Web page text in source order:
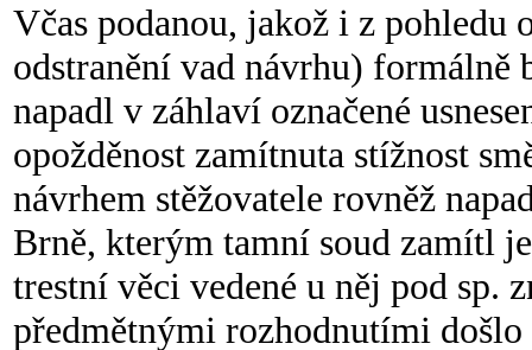
Včas podanou, jakož i z pohledu
odstranění vad návrhu) formálně
napadl v záhlaví označené
opožděnost zamítnuta stížnost
návrhem stěžovatele rovněž
Brně, kterým tamní soud zamítl
trestní věci vedené u něj pod sp.
předmětnými rozhodnutími došlo